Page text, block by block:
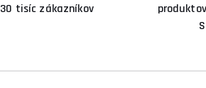
30 tisíc zákazníkov